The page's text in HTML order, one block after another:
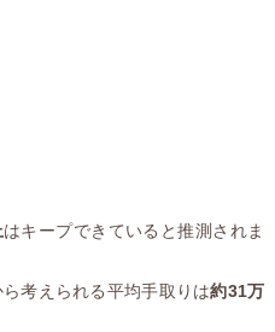
はキープできていると推測されま
考えられる平均手取りは約31万